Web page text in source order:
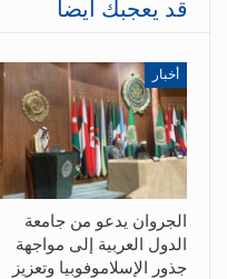
قد يعجبك ايضا
أخبار
الجروان يدعو من جامعة
الدول العربية إلى مواجهة
جذور الإسلاموفوبيا وتعزيز